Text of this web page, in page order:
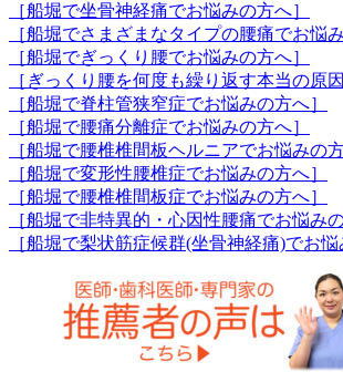
［船堀で坐骨神経痛でお悩みの方へ］
［船堀でさまざまなタイプの腰痛でお悩
［船堀でぎっくり腰でお悩みの方へ］
［ぎっくり腰を何度も繰り返す本当の
［船堀で脊柱管狭窄症でお悩みの方へ］
［船堀で腰痛分離症でお悩みの方へ］
［船堀で腰椎椎間板ヘルニアでお悩みの方
［船堀で変形性腰椎症でお悩みの方へ］
［船堀で腰椎椎間板症でお悩みの方へ］
［船堀で非特異的・心因性腰痛でお悩みの
［船堀で梨状筋症候群(坐骨神経痛)でお悩